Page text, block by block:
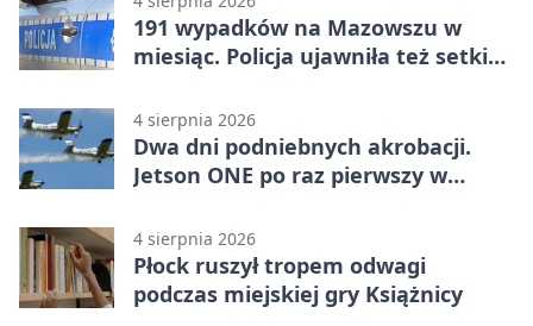
191 wypadków na Mazowszu w
miesiąc. Policja ujawniła też setki
4 sierpnia 2026
Dwa dni podniebnych akrobacji.
Jetson ONE po raz pierwszy w
4 sierpnia 2026
Płock ruszył tropem odwagi
podczas miejskiej gry Książnicy